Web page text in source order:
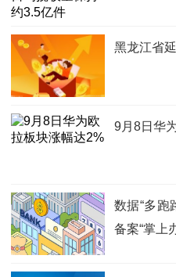
黑龙江省
9月8日华
数据“多跑
备案“掌上